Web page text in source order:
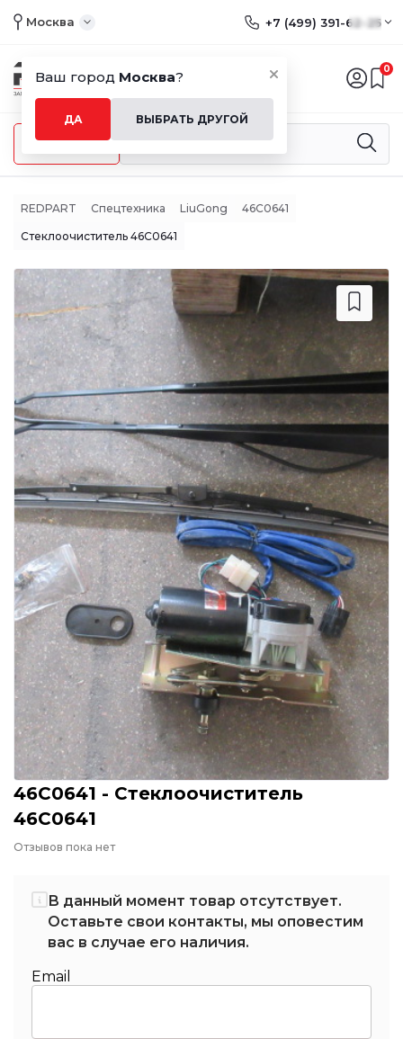
Ваш город Москва?
ДА ВЫБРАТЬ ДРУГОЙ
Москва +7 (499) 391-62-25
0
Меню
REDPART Спецтехника LiuGong 46C0641
Стеклоочиститель 46C0641
46C0641 - Стеклоочиститель
46C0641
Отзывов пока нет
В данный момент товар отсутствует.
Оставьте свои контакты, мы оповестим
вас в случае его наличия.
Email